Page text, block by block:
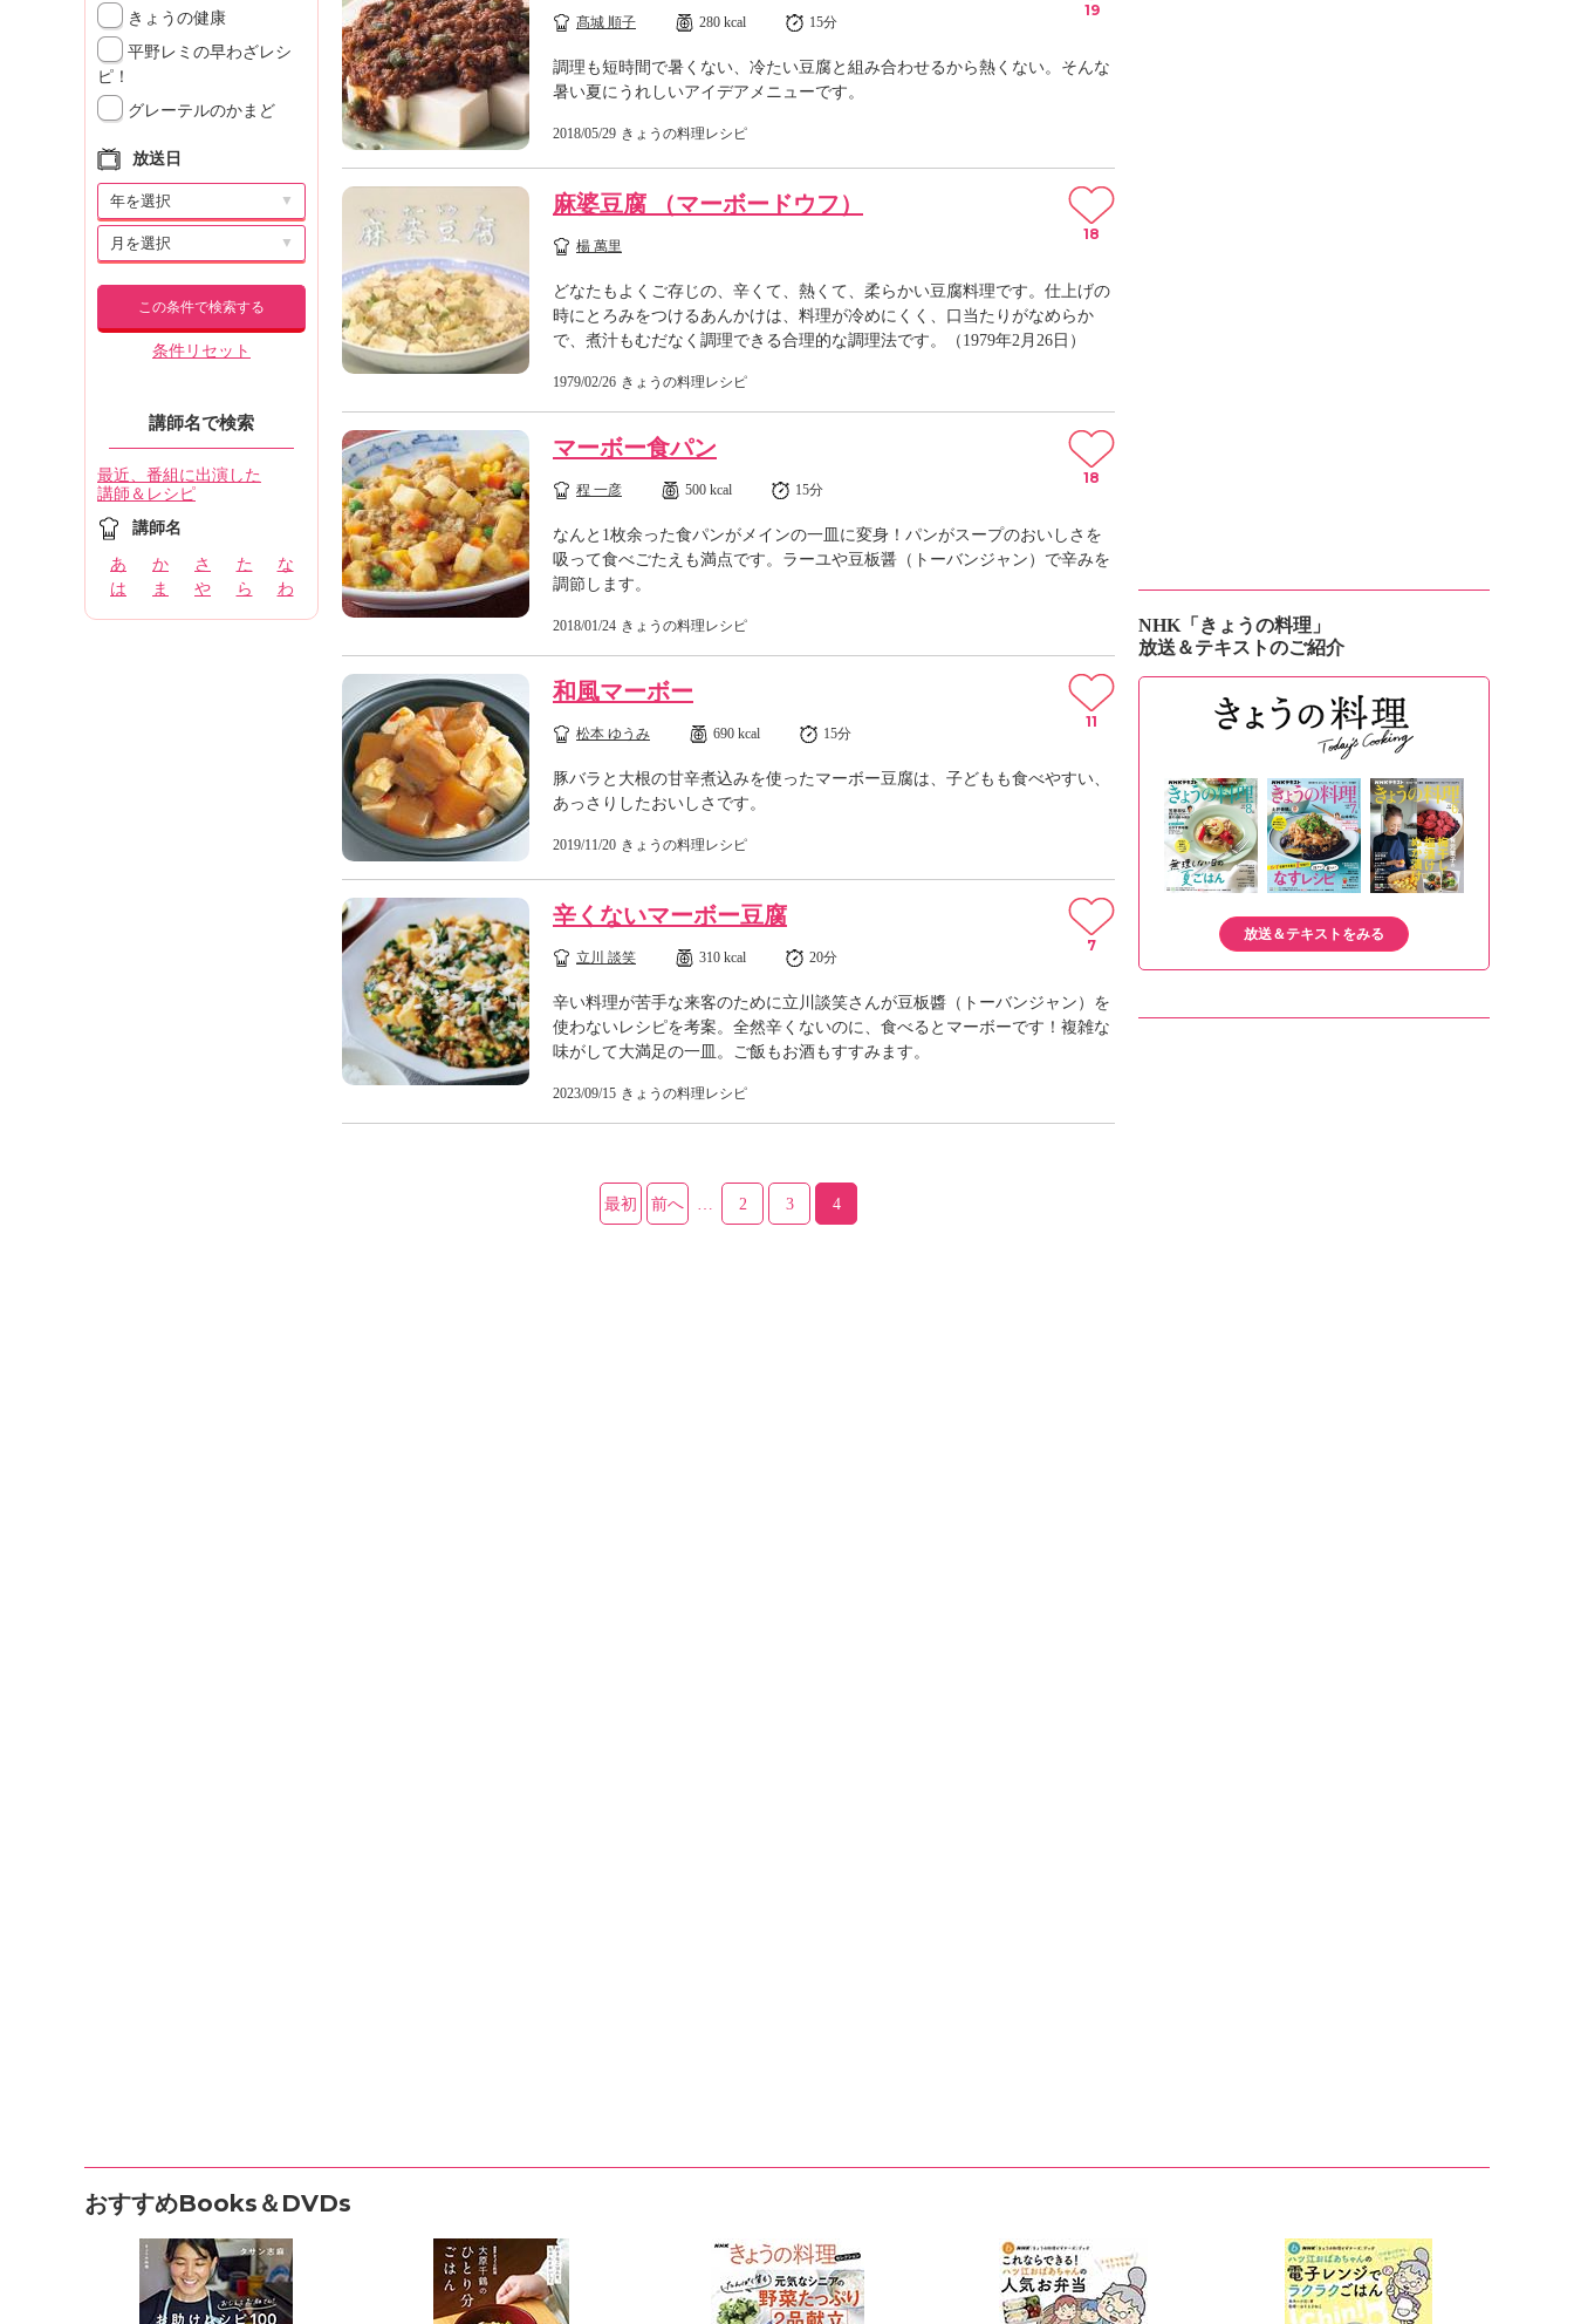
きょうの健康
平野レミの早わざレシ
ピ！
グレーテルのかまど
放送日
▼
▼
この条件で検索する
条件リセット
講師名で検索
最近、番組に出演した
講師＆レシピ
講師名
あ か さ た
な
は
ま や ら わ
髙城 順子 280 kcal 15分
調理も短時間で暑くない、冷たい豆腐と組み合わせるから熱くない。そんな
暑い夏にうれしいアイデアメニューです。
2018/05/29 きょうの料理レシピ
19
麻婆豆腐 （マーボードウフ）
楊 萬里
どなたもよくご存じの、辛くて、熱くて、柔らかい豆腐料理です。仕上げの
時にとろみをつけるあんかけは、料理が冷めにくく、口当たりがなめらか
で、煮汁もむだなく調理できる合理的な調理法です。（1979年2月26日）
1979/02/26 きょうの料理レシピ
18
マーボー食パン
程 一彦 500 kcal 15分
なんと1枚余った食パンがメインの一皿に変身！パンがスープのおいしさを
吸って食べごたえも満点です。ラーユや豆板醤（トーバンジャン）で辛みを
調節します。
2018/01/24 きょうの料理レシピ
18
和風マーボー
松本 ゆうみ 690 kcal 15分
豚バラと大根の甘辛煮込みを使ったマーボー豆腐は、子どもも食べやすい、
あっさりしたおいしさです。
2019/11/20 きょうの料理レシピ
11
辛くないマーボー豆腐
立川 談笑 310 kcal 20分
辛い料理が苦手な来客のために立川談笑さんが豆板醬（トーバンジャン）を
使わないレシピを考案。全然辛くないのに、食べるとマーボーです！複雑な
味がして大満足の一皿。ご飯もお酒もすすみます。
2023/09/15 きょうの料理レシピ
7
最初 前へ … 2 3 4
NHK「きょうの料理」
放送＆テキストのご紹介
放送＆テキストをみる
おすすめBooks＆DVDs